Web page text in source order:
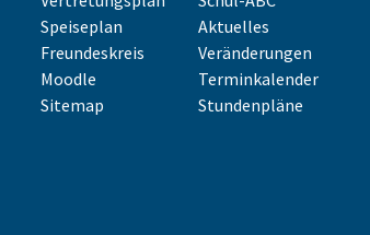
Speiseplan
Freundeskreis
Moodle
Sitemap
Aktuelles
Veränderungen
Terminkalender
Stundenpläne